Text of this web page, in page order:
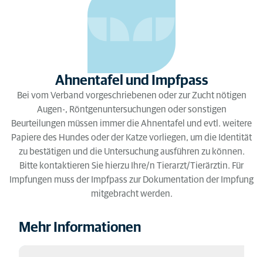
Ahnentafel und Impfpass
Bei vom Verband vorgeschriebenen oder zur Zucht nötigen
Augen-, Röntgenuntersuchungen oder sonstigen
Beurteilungen müssen immer die Ahnentafel und evtl. weitere
Papiere des Hundes oder der Katze vorliegen, um die Identität
zu bestätigen und die Untersuchung ausführen zu können.
Bitte kontaktieren Sie hierzu Ihre/n Tierarzt/Tierärztin. Für
Impfungen muss der Impfpass zur Dokumentation der Impfung
mitgebracht werden.
Mehr Informationen